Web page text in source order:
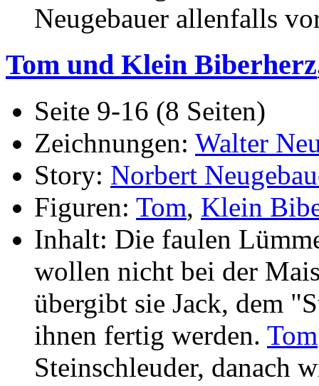
Neugebauer allenfalls
Tom und Klein Biberherz
Seite 9-16 (8 Seiten)
Zeichnungen: Walter
Story: Norbert
Figuren: Tom, Klein
Inhalt: Die faulen
wollen nicht bei der
übergibt sie Jack, dem
ihnen fertig werden. Tom
Steinschleuder, danach